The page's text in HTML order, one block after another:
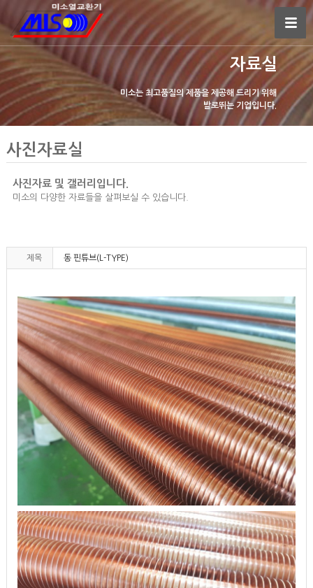
자료실
미소는 최고품질의 제품을 제공해 드리기 위해
발로뛰는 기업입니다.
사진자료실
사진자료 및 갤러리입니다.
미소의 다양한 자료들을 살펴보실 수 있습니다.
제목 동 핀튜브(L-TYPE)